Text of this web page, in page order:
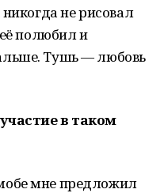
не рисовал
полюбил и
Тушь — любовь
в таком
мне предложил